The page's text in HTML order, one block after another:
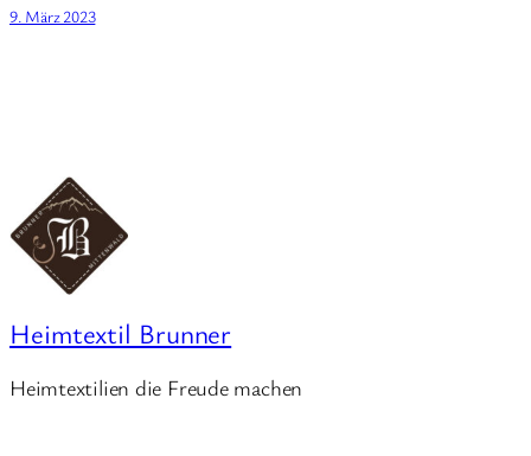
9. März 2023
Heimtextil Brunner
Heimtextilien die Freude machen